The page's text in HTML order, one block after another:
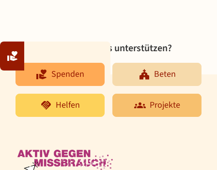
Spenden
Beten
Projekte
Möchten Sie uns unterstützen?
Spenden Beten
Helfen Projekte